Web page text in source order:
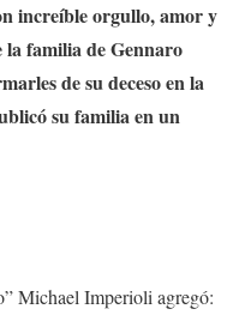
increíble orgullo, amor y
la familia de Gennaro
de su deceso en la
su familia en un
Michael Imperioli agregó: